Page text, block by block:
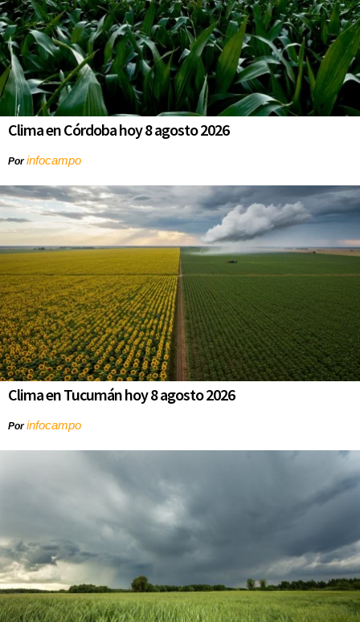
Clima en Córdoba hoy 8 agosto 2026
Porinfocampo
Clima en Tucumán hoy 8 agosto 2026
Porinfocampo